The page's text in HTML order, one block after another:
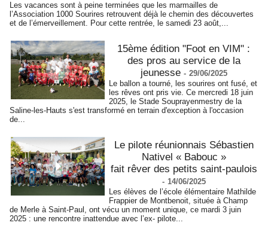
Les vacances sont à peine terminées que les marmailles de
l’Association 1000 Sourires retrouvent déjà le chemin des découvertes
et de l’émerveillement. Pour cette rentrée, le samedi 23 août,...
15ème édition "Foot en VIM" :
des pros au service de la
jeunesse - 29/06/2025
Le ballon a tourné, les sourires ont fusé, et
les rêves ont pris vie. Ce mercredi 18 juin
2025, le Stade Souprayenmestry de la
Saline-les-Hauts s'est transformé en terrain d'exception à l'occasion
de...
Le pilote réunionnais Sébastien
Nativel « Babouc »
fait rêver des petits saint-paulois
- 14/06/2025
Les élèves de l’école élémentaire Mathilde
Frappier de Montbenoit, située à Champ
de Merle à Saint-Paul, ont vécu un moment unique, ce mardi 3 juin
2025 : une rencontre inattendue avec l’ex- pilote...